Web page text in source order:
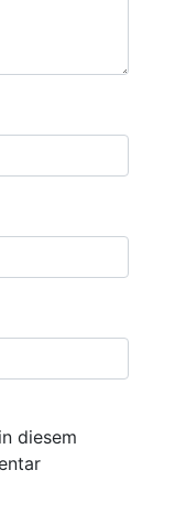
diesem